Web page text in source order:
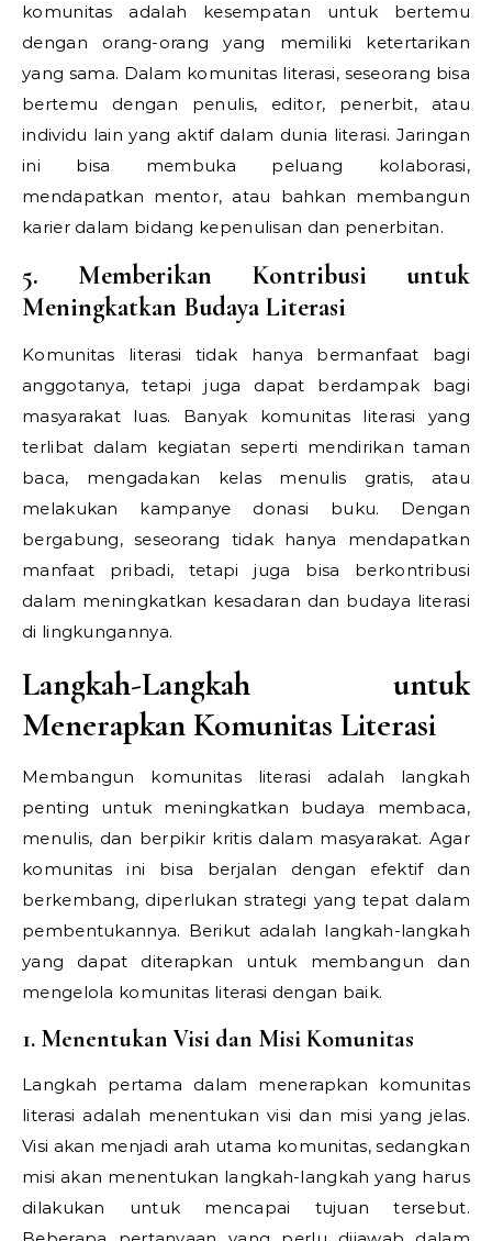
komunitas adalah kesempatan untuk bertemu
dengan orang-orang yang memiliki ketertarikan
yang sama. Dalam komunitas literasi, seseorang bisa
bertemu dengan penulis, editor, penerbit, atau
individu lain yang aktif dalam dunia literasi. Jaringan
ini bisa membuka peluang kolaborasi,
mendapatkan mentor, atau bahkan membangun
karier dalam bidang kepenulisan dan penerbitan.
5. Memberikan Kontribusi untuk
Meningkatkan Budaya Literasi
Komunitas literasi tidak hanya bermanfaat bagi
anggotanya, tetapi juga dapat berdampak bagi
masyarakat luas. Banyak komunitas literasi yang
terlibat dalam kegiatan seperti mendirikan taman
baca, mengadakan kelas menulis gratis, atau
melakukan kampanye donasi buku. Dengan
bergabung, seseorang tidak hanya mendapatkan
manfaat pribadi, tetapi juga bisa berkontribusi
dalam meningkatkan kesadaran dan budaya literasi
di lingkungannya.
Langkah-Langkah untuk
Menerapkan Komunitas Literasi
Membangun komunitas literasi adalah langkah
penting untuk meningkatkan budaya membaca,
menulis, dan berpikir kritis dalam masyarakat. Agar
komunitas ini bisa berjalan dengan efektif dan
berkembang, diperlukan strategi yang tepat dalam
pembentukannya. Berikut adalah langkah-langkah
yang dapat diterapkan untuk membangun dan
mengelola komunitas literasi dengan baik.
1. Menentukan Visi dan Misi Komunitas
Langkah pertama dalam menerapkan komunitas
literasi adalah menentukan visi dan misi yang jelas.
Visi akan menjadi arah utama komunitas, sedangkan
misi akan menentukan langkah-langkah yang harus
dilakukan untuk mencapai tujuan tersebut.